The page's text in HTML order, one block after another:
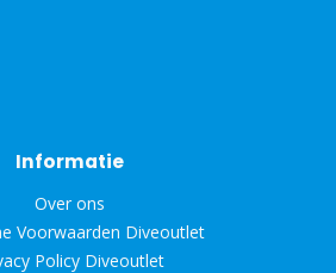
Informatie
Over ons
Voorwaarden Diveoutlet
Policy Diveoutlet